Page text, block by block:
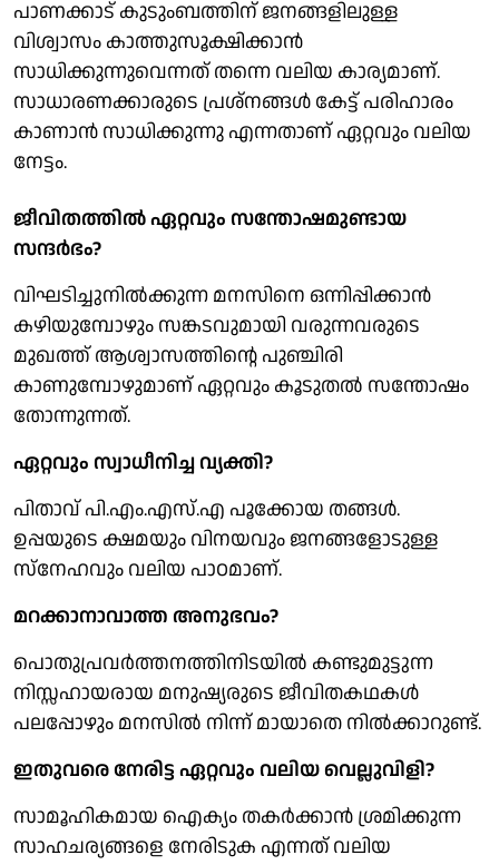
പാണക്കാട് കുടുംബത്തിന് ജനങ്ങളിലുള്ള
വിശ്വാസം കാത്തുസൂക്ഷിക്കാന്‍
സാധിക്കുന്നുവെന്നത് തന്നെ വലിയ കാര്യമാണ്.
സാധാരണക്കാരുടെ പ്രശ്നങ്ങള്‍ കേട്ട് പരിഹാരം
കാണാന്‍ സാധിക്കുന്നു എന്നതാണ് ഏറ്റവും വലിയ
നേട്ടം.
ജീവിതത്തില്‍ ഏറ്റവും സന്തോഷമുണ്ടായ
സന്ദര്‍ഭം?
വിഘടിച്ചുനില്‍ക്കുന്ന മനസിനെ ഒന്നിപ്പിക്കാന്‍
കഴിയുമ്പോഴും സങ്കടവുമായി വരുന്നവരുടെ
മുഖത്ത് ആശ്വാസത്തിന്റെ പുഞ്ചിരി
കാണുമ്പോഴുമാണ് ഏറ്റവും കൂടുതല്‍ സന്തോഷം
തോന്നുന്നത്.
ഏറ്റവും സ്വാധീനിച്ച വ്യക്തി?
പിതാവ് പി.എം.എസ്.എ പൂക്കോയ തങ്ങള്‍.
ഉപ്പയുടെ ക്ഷമയും വിനയവും ജനങ്ങളോടുള്ള
സ്നേഹവും വലിയ പാഠമാണ്.
മറക്കാനാവാത്ത അനുഭവം?
പൊതുപ്രവര്‍ത്തനത്തിനിടയില്‍ കണ്ടുമുട്ടുന്ന
നിസ്സഹായരായ മനുഷ്യരുടെ ജീവിതകഥകള്‍
പലപ്പോഴും മനസില്‍ നിന്ന് മായാതെ നില്‍ക്കാറുണ്ട്.
ഇതുവരെ നേരിട്ട ഏറ്റവും വലിയ വെല്ലുവിളി?
സാമൂഹികമായ ഐക്യം തകര്‍ക്കാന്‍ ശ്രമിക്കുന്ന
സാഹചര്യങ്ങളെ നേരിടുക എന്നത് വലിയ